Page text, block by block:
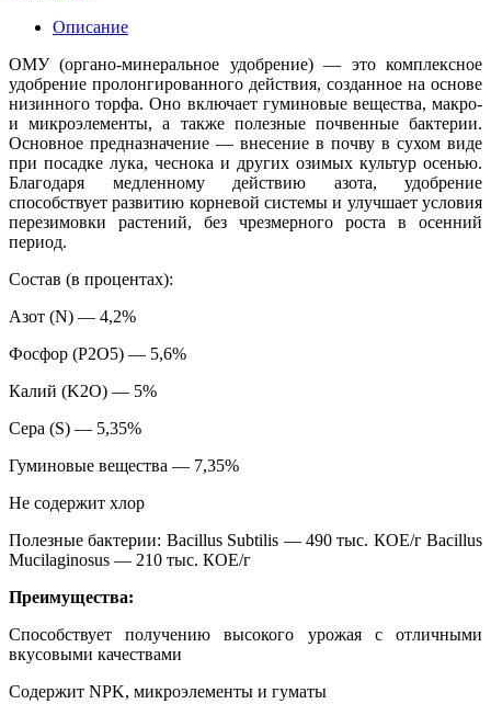
Описание
ОМУ (органо-минеральное удобрение) — это комплексное
удобрение пролонгированного действия, созданное на основе
низинного торфа. Оно включает гуминовые вещества, макро-
и микроэлементы, а также полезные почвенные бактерии.
Основное предназначение — внесение в почву в сухом виде
при посадке лука, чеснока и других озимых культур осенью.
Благодаря медленному действию азота, удобрение
способствует развитию корневой системы и улучшает условия
перезимовки растений, без чрезмерного роста в осенний
период.
Состав (в процентах):
Азот (N) — 4,2%
Фосфор (P2O5) — 5,6%
Калий (K2O) — 5%
Сера (S) — 5,35%
Гуминовые вещества — 7,35%
Не содержит хлор
Полезные бактерии: Bacillus Subtilis — 490 тыс. КОЕ/г Bacillus
Mucilaginosus — 210 тыс. КОЕ/г
Преимущества:
Способствует получению высокого урожая с отличными
вкусовыми качествами
Содержит NPK, микроэлементы и гуматы